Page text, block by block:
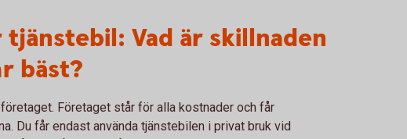
Vad är skillnaden
bäst?
Företaget står för alla kostnader och får
Du får endast använda tjänstebilen i privat bruk vid